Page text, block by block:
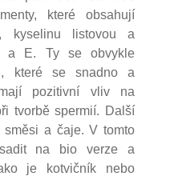
které obsahují
kyselinu listovou a
a E. Ty se obvykle
které se snadno a
pozitivní vliv na
tvorbě spermií. Další
a čaje. V tomto
na bio verze a
je kotvičník nebo